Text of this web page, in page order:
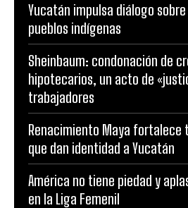
Yucatán impulsa diálogo
pueblos indígenas
Sheinbaum: condonación de
hipotecarios, un acto de
trabajadores
Renacimiento Maya fortalece
que dan identidad a Yucatán
América no tiene piedad y
en la Liga Femenil